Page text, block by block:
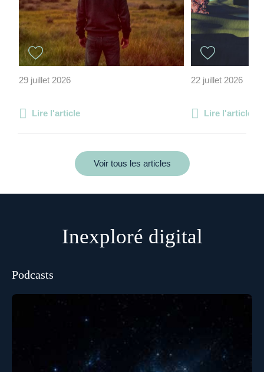
29 juillet 2026
Lire l'article
22 juillet 2026
Lire l'article
Voir tous les articles
Inexploré digital
Podcasts